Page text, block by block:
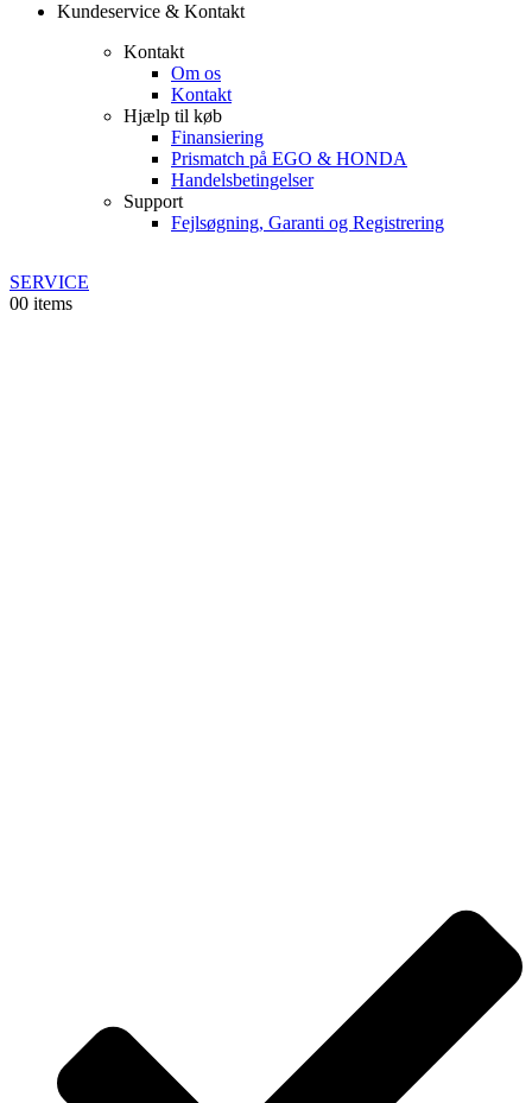
Kundeservice & Kontakt
Kontakt
Om os
Kontakt
Hjælp til køb
Finansiering
Prismatch på EGO & HONDA
Handelsbetingelser
Support
Fejlsøgning, Garanti og Registrering
SERVICE
00 items